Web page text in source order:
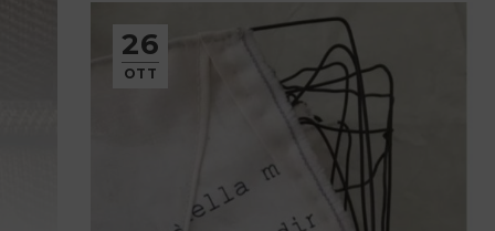
26
OTT